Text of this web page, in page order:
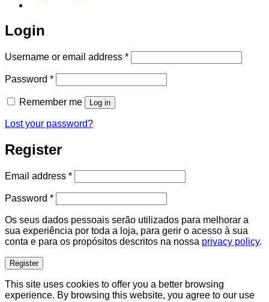
Login
Username or email address *Required
Password *Required
Remember me Log in
Lost your password?
Register
Email address *Required
Password *Required
Os seus dados pessoais serão utilizados para melhorar a
sua experiência por toda a loja, para gerir o acesso à sua
conta e para os propósitos descritos na nossa privacy policy.
Register
This site uses cookies to offer you a better browsing
experience. By browsing this website, you agree to our use